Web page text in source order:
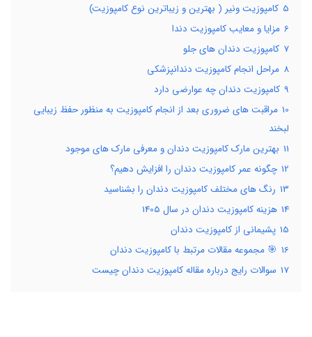
5 کامپوزیت ونیر ( بهترین و زیباترین نوع کامپوزیت)
6 مزایا و معایب کامپوزیت دندا
7 کامپوزیت دندان های جلو
8 مراحل انجام کامپوزیت دندانپزشکی
9 کامپوزیت دندان چه عوارضی دارد
10 مراقبت های ضروری بعد از انجام کامپوزیت به منظور حفظ زیبایی
لبخند
11 بهترین مارک کامپوزیت دندان و معرفی مارک های موجود
12 چگونه عمر کامپوزیت دندان را افزایش دهیم؟
13 رنگ های مختلف کامپوزیت دندان را بشناسید
14 هزینه کامپوزیت دندان در سال 1405
15 پشیمانی از کامپوزیت دندان
16 🎯 مجموعه مقالات مرتبط با کامپوزیت دندان
17 سوالات رایج درباره مقاله کامپوزیت دندان چیست